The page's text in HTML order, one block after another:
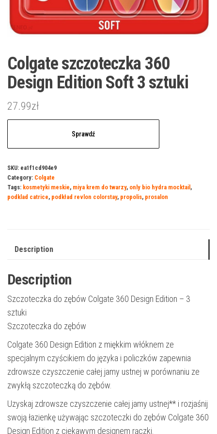
Colgate szczoteczka 360
Design Edition Soft 3 sztuki
27.99zł
Sprawdź
SKU: ea1f1cd904e9
Category: Colgate
Tags: kosmetyki meskie, miya krem do twarzy, only bio hydra mocktail ,
podklad catrice, podkład revlon colorstay, propolis, prosalon
Description
Description
Szczoteczka do zębów Colgate 360 Design Edition – 3
sztuki
Szczoteczka do zębów
Colgate 360 ​​​​Design Edition z miękkim włóknem ze
specjalnym czyścikiem do języka i policzków zapewnia
zdrowsze czyszczenie całej jamy ustnej w porównaniu ze
zwykłą szczoteczką do zębów.
Uzyskaj zdrowsze czyszczenie całej jamy ustnej** i rozjaśnij
swoją łazienkę używając szczoteczki do zębów Colgate 360
Design Edition z ciekawym designem rączki.